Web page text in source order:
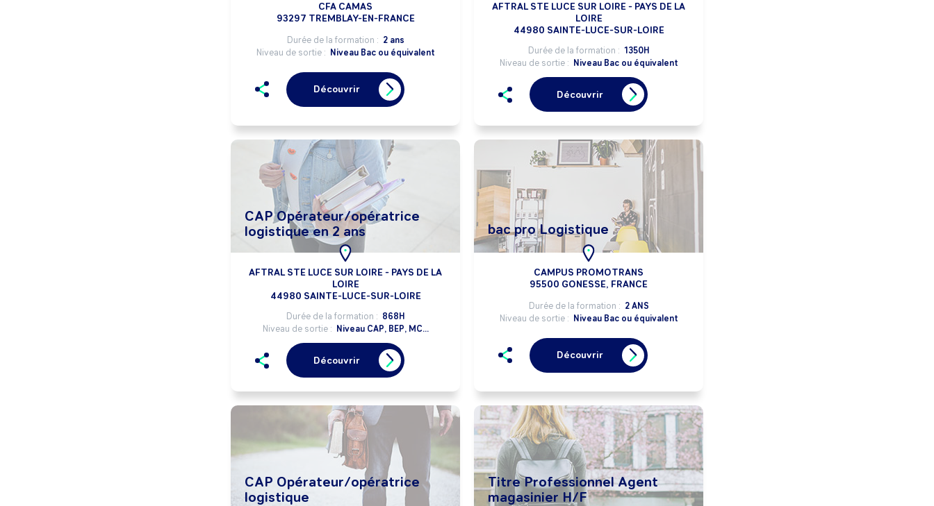
CFA CAMAS
93297 TREMBLAY-EN-FRANCE
Durée de la formation : 2 ans
Niveau de sortie : Niveau Bac ou équivalent
Découvrir
AFTRAL STE LUCE SUR LOIRE - PAYS DE LA
LOIRE
44980 SAINTE-LUCE-SUR-LOIRE
Durée de la formation : 1350H
Niveau de sortie : Niveau Bac ou équivalent
Découvrir
CAP Opérateur/opératrice
logistique en 2 ans
AFTRAL STE LUCE SUR LOIRE - PAYS DE LA
LOIRE
44980 SAINTE-LUCE-SUR-LOIRE
Durée de la formation : 868H
Niveau de sortie : Niveau CAP, BEP, MC...
Découvrir
bac pro Logistique
CAMPUS PROMOTRANS
95500 GONESSE, FRANCE
Durée de la formation : 2 ANS
Niveau de sortie : Niveau Bac ou équivalent
Découvrir
CAP Opérateur/opératrice
logistique
Titre Professionnel Agent
magasinier H/F